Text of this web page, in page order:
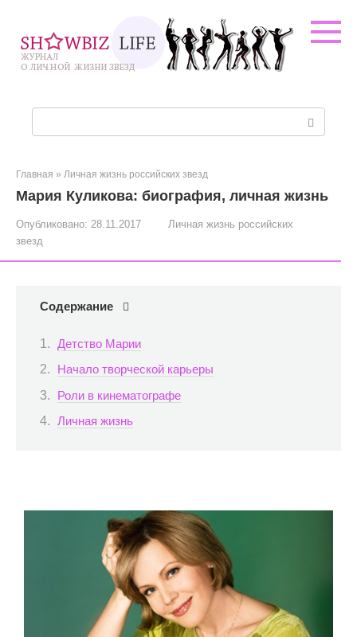
контенту
Главная » Личная жизнь российских звезд
Мария Куликова: биография, личная жизнь
Опубликовано: 28.11.2017
Личная жизнь российских
звезд
Содержание
Детство Марии
Начало творческой карьеры
Роли в кинематографе
Личная жизнь